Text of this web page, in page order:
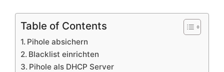
Table of Contents
Pihole absichern
Blacklist einrichten
Pihole als DHCP Server